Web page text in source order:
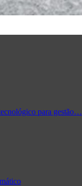
para gestão…